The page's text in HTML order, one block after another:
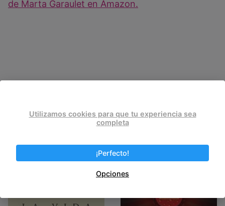
de Marta Garaulet en Amazon.
Entradas relacionadas
Utilizamos cookies para que tu experiencia sea
completa
¡Perfecto!
Opciones